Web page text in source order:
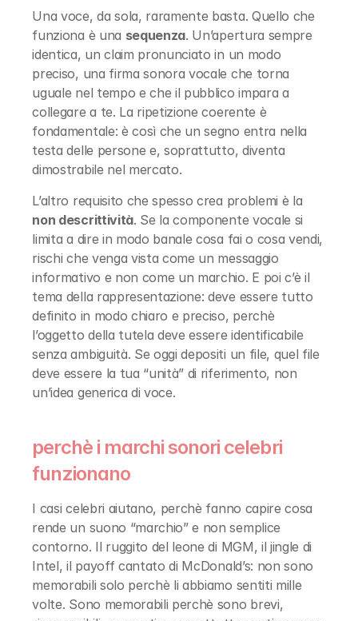
Una voce, da sola, raramente basta. Quello che
funziona è una sequenza. Un’apertura sempre
identica, un claim pronunciato in un modo
preciso, una firma sonora vocale che torna
uguale nel tempo e che il pubblico impara a
collegare a te. La ripetizione coerente è
fondamentale: è così che un segno entra nella
testa delle persone e, soprattutto, diventa
dimostrabile nel mercato.
non descrittività. Se la componente vocale si
limita a dire in modo banale cosa fai o cosa vendi,
rischi che venga vista come un messaggio
informativo e non come un marchio. E poi c’è il
tema della rappresentazione: deve essere tutto
definito in modo chiaro e preciso, perchè
l’oggetto della tutela deve essere identificabile
senza ambiguità. Se oggi depositi un file, quel file
deve essere la tua “unità” di riferimento, non
un’idea generica di voce.
perchè i marchi sonori celebri
funzionano
I casi celebri aiutano, perchè fanno capire cosa
rende un suono “marchio” e non semplice
contorno. Il ruggito del leone di MGM, il jingle di
Intel, il payoff cantato di McDonald’s: non sono
memorabili solo perchè li abbiamo sentiti mille
volte. Sono memorabili perchè sono brevi,